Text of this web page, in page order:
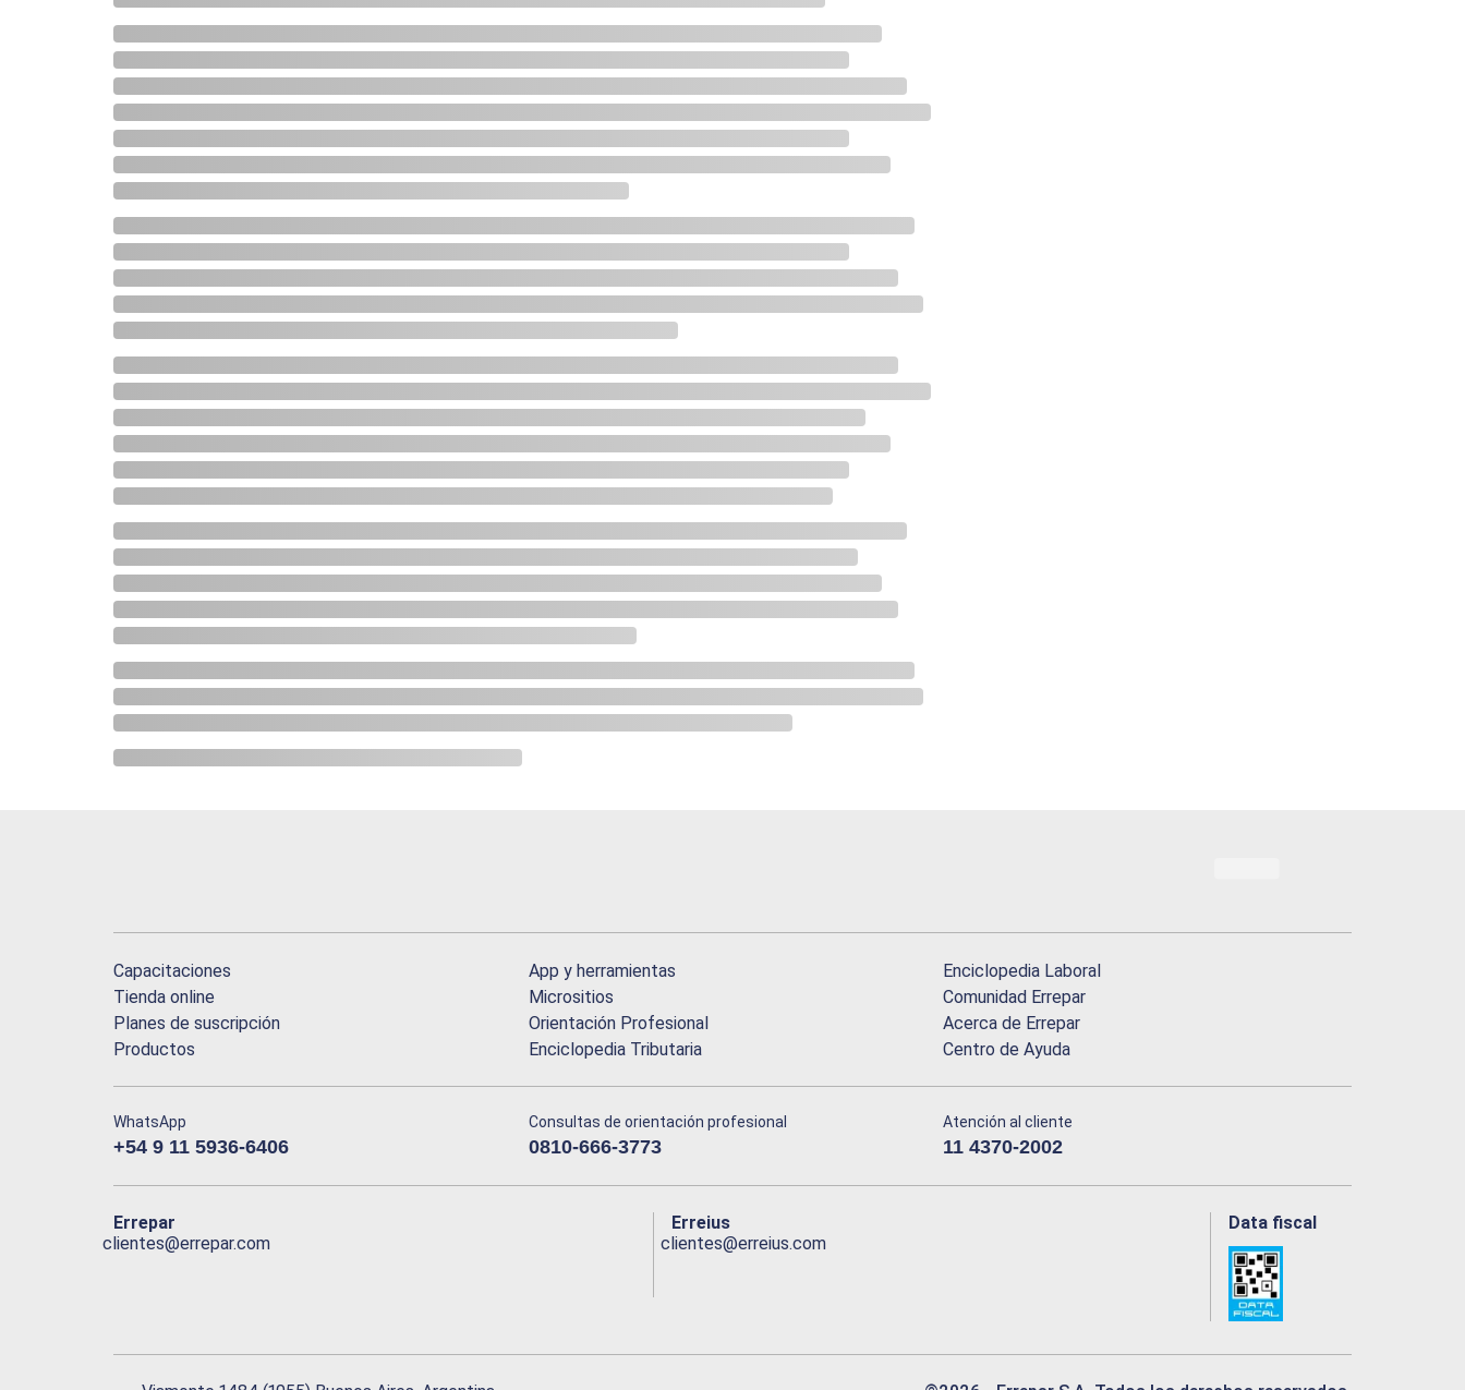
Capacitaciones
Tienda online
Planes de suscripción
Productos
App y herramientas
Micrositios
Orientación Profesional
Enciclopedia Tributaria
Enciclopedia Laboral
Comunidad Errepar
Acerca de Errepar
Centro de Ayuda
WhatsApp
+54 9 11 5936-6406
Consultas de orientación profesional
0810-666-3773
Atención al cliente
11 4370-2002
Errepar
clientes@errepar.com
Erreius
clientes@erreius.com
Data fiscal